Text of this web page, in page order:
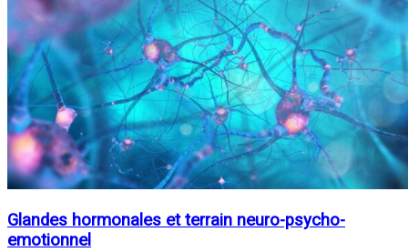
Glandes hormonales et terrain neuro-psycho-
emotionnel